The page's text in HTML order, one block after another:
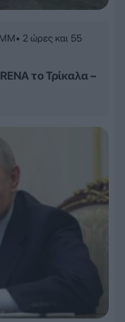
• 2 ώρες και 55
το Τρίκαλα –